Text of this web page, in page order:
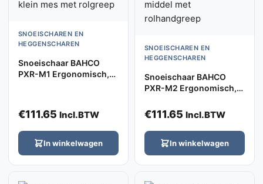
SNOEISCHAREN EN
HEGGENSCHAREN
Snoeischaar BAHCO
PXR-M1 Ergonomisch,
€111.65 Incl.BTW
In winkelwagen
SNOEISCHAREN EN
HEGGENSCHAREN
Snoeischaar BAHCO
PXR-M2 Ergonomisch,
rolhandgreep
€111.65 Incl.BTW
In winkelwagen